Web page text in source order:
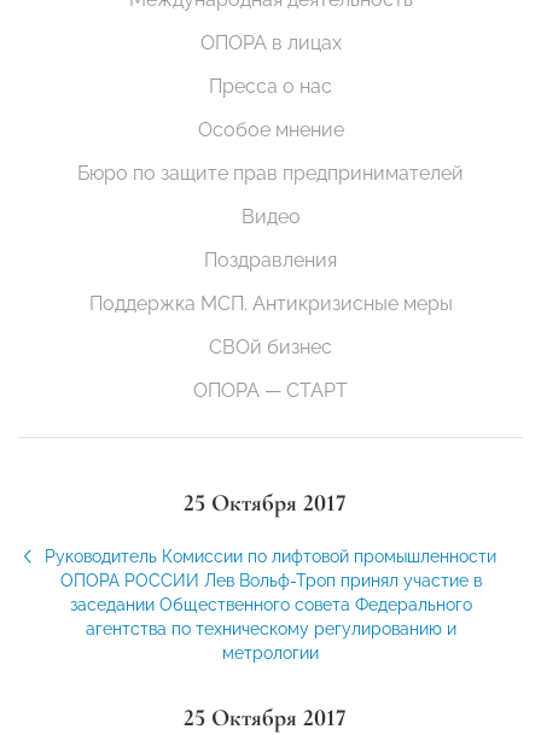
ОПОРА в лицах
Пресса о нас
Особое мнение
Бюро по защите прав предпринимателей
Видео
Поздравления
Поддержка МСП. Антикризисные меры
СВОй бизнес
ОПОРА — СТАРТ
25 Октября 2017
Руководитель Комиссии по лифтовой промышленности
ОПОРА РОССИИ Лев Вольф-Троп принял участие в
заседании Общественного совета Федерального
агентства по техническому регулированию и
метрологии
25 Октября 2017